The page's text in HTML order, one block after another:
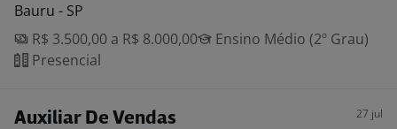
Bauru - SP
R$ 3.500,00 a R$ 8.000,00
Ensino Médio (2º Grau)
Presencial
Auxiliar De Vendas 27 jul